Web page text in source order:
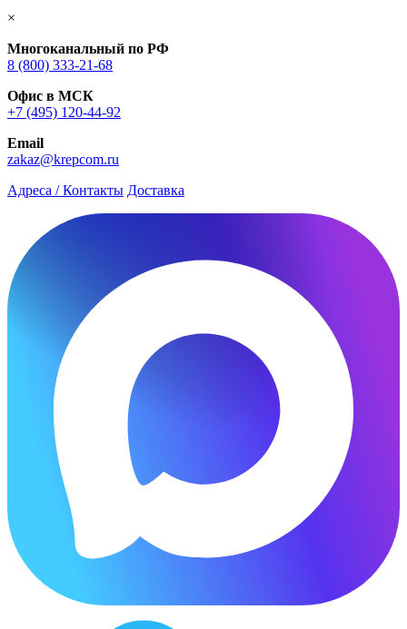
×
Многоканальный по РФ
8 (800) 333‑21-68
Офис в МСК
+7 (495) 120-44-92
Email
zakaz@krepcom.ru
Адреса / Контакты Доставка